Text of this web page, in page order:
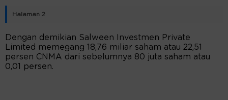
Halaman 2
Dengan demikian Salween Investmen Private
Limited memegang 18,76 miliar saham atau 22,51
persen CNMA dari sebelumnya 80 juta saham atau
0,01 persen.